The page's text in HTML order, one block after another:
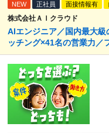
NEW 正社員 面接情報有
株式会社ＡＩクラウド
AIエンジニア／国内最大
ッチング×41名の営業力／